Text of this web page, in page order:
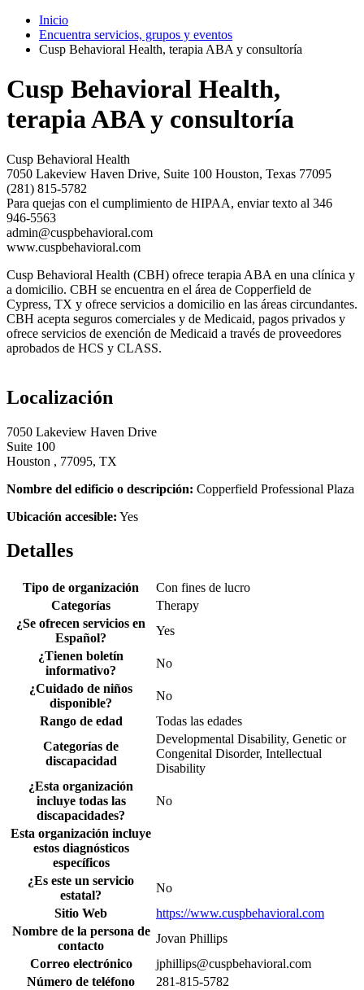
Inicio
Encuentra servicios, grupos y eventos
Cusp Behavioral Health, terapia ABA y consultoría
Cusp Behavioral Health,
terapia ABA y consultoría
Cusp Behavioral Health
7050 Lakeview Haven Drive, Suite 100 Houston, Texas 77095
(281) 815-5782
Para quejas con el cumplimiento de HIPAA, enviar texto al 346
946-5563
admin@cuspbehavioral.com
www.cuspbehavioral.com
Cusp Behavioral Health (CBH) ofrece terapia ABA en una clínica y
a domicilio. CBH se encuentra en el área de Copperfield de
Cypress, TX y ofrece servicios a domicilio en las áreas circundantes.
CBH acepta seguros comerciales y de Medicaid, pagos privados y
ofrece servicios de exención de Medicaid a través de proveedores
aprobados de HCS y CLASS.
Localización
7050 Lakeview Haven Drive
Suite 100
Houston , 77095, TX
Nombre del edificio o descripción: Copperfield Professional Plaza
Ubicación accesible: Yes
Detalles
Tipo de organización
Con fines de lucro
Categorías
Therapy
¿Se ofrecen servicios en
Español?
Yes
¿Tienen boletín
informativo?
No
¿Cuidado de niños
disponible?
No
Rango de edad
Todas las edades
Categorías de
discapacidad
Developmental Disability, Genetic or
Congenital Disorder, Intellectual
Disability
¿Esta organización
incluye todas las
discapacidades?
No
Esta organización incluye
estos diagnósticos
específicos
¿Es este un servicio
estatal?
No
Sitio Web
https://www.cuspbehavioral.com
Nombre de la persona de
contacto
Jovan Phillips
Correo electrónico
jphillips@cuspbehavioral.com
Número de teléfono
281-815-5782